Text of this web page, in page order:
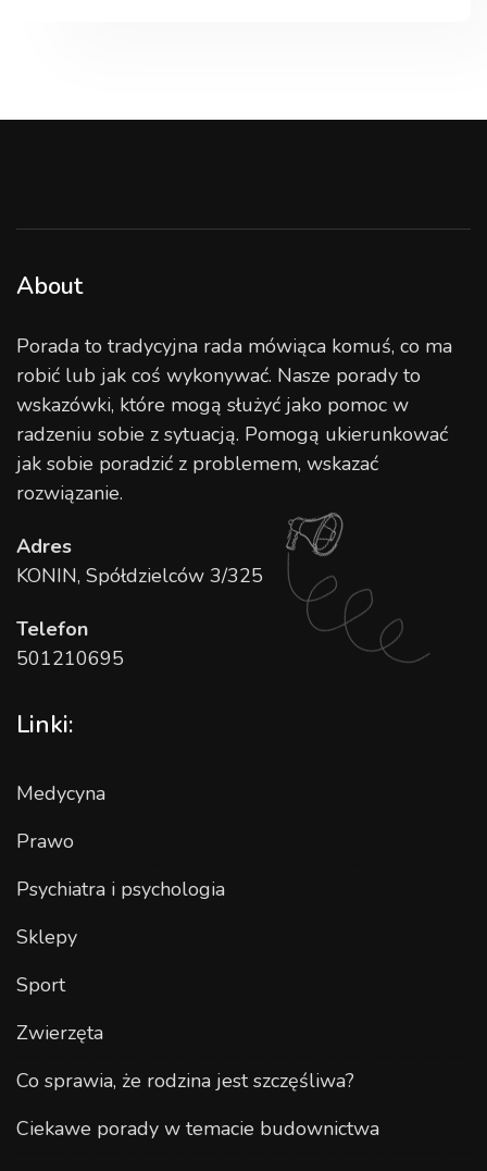
About
Porada to tradycyjna rada mówiąca komuś, co ma
robić lub jak coś wykonywać. Nasze porady to
wskazówki, które mogą służyć jako pomoc w
radzeniu sobie z sytuacją. Pomogą ukierunkować
jak sobie poradzić z problemem, wskazać
rozwiązanie.
Adres
KONIN, Spółdzielców 3/325
Telefon
501210695
Linki:
Medycyna
Prawo
Psychiatra i psychologia
Sklepy
Sport
Zwierzęta
Co sprawia, że rodzina jest szczęśliwa?
Ciekawe porady w temacie budownictwa